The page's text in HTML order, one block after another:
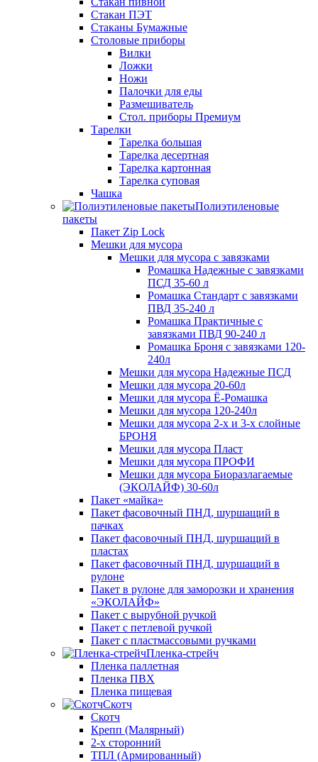
Стакан ПЭТ
Стаканы Бумажные
Столовые приборы
Вилки
Ложки
Ножи
Палочки для еды
Размешиватель
Стол. приборы Премиум
Тарелки
Тарелка большая
Тарелка десертная
Тарелка картонная
Тарелка суповая
Чашка
Полиэтиленовые
пакеты
Пакет Zip Lock
Мешки для мусора
Мешки для мусора с завязками
Ромашка Надежные с завязками
ПСД 35-60 л
Ромашка Стандарт с завязками
ПВД 35-240 л
Ромашка Практичные с
завязками ПВД 90-240 л
Ромашка Броня с завязками 120-
240л
Мешки для мусора Надежные ПСД
Мешки для мусора 20-60л
Мешки для мусора Ё-Ромашка
Мешки для мусора 120-240л
Мешки для мусора 2-х и 3-х слойные
БРОНЯ
Мешки для мусора Пласт
Мешки для мусора ПРОФИ
Мешки для мусора Биоразлагаемые
(ЭКОЛАЙФ) 30-60л
Пакет «майка»
Пакет фасовочный ПНД, шуршащий в
пачках
Пакет фасовочный ПНД, шуршащий в
пластах
Пакет фасовочный ПНД, шуршащий в
рулоне
Пакет в рулоне для заморозки и хранения
«ЭКОЛАЙФ»
Пакет с вырубной ручкой
Пакет с петлевой ручкой
Пакет с пластмассовыми ручками
Пленка-стрейч
Пленка паллетная
Пленка ПВХ
Пленка пищевая
Скотч
Скотч
Крепп (Малярный)
2-х сторонний
ТПЛ (Армированный)